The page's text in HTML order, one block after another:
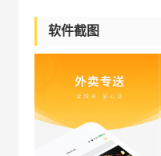
软件截图